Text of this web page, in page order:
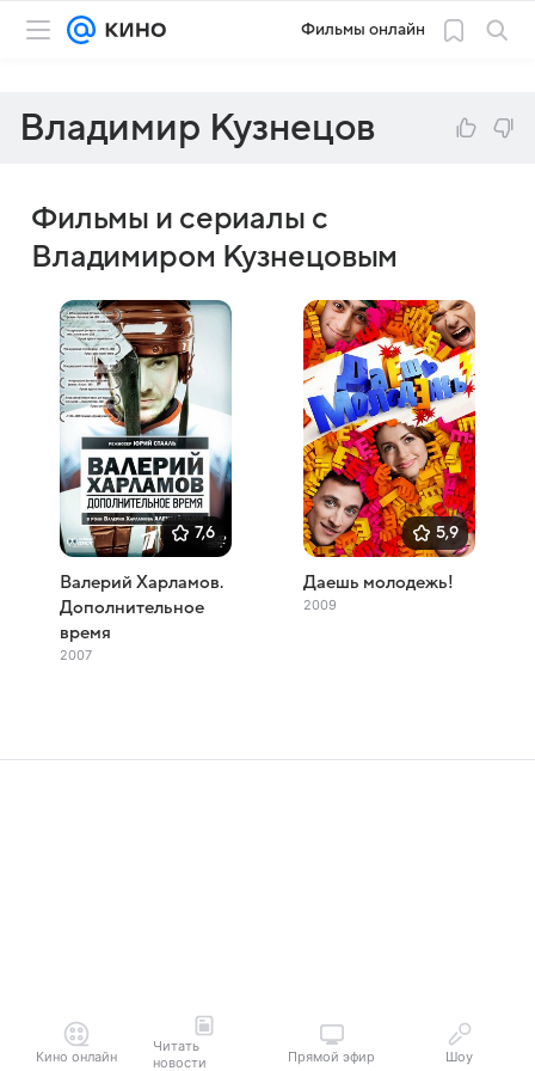
Фильмы онлайн
Владимир Кузнецов
Фильмы и сериалы с
Владимиром Кузнецовым
7,6
Валерий Харламов.
Дополнительное
время
2007
5,9
Даешь молодежь!
2009
Кино онлайн
Читать
новости
Прямой эфир Шоу